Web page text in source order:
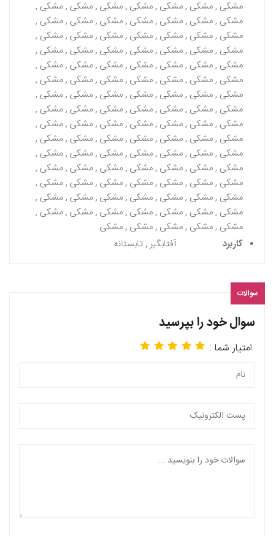
مشکی , مشکی , مشکی , مشکی , مشکی , مشکی , مشکی ,
مشکی , مشکی , مشکی , مشکی , مشکی , مشکی , مشکی ,
مشکی , مشکی , مشکی , مشکی , مشکی , مشکی , مشکی ,
مشکی , مشکی , مشکی , مشکی , مشکی , مشکی , مشکی ,
مشکی , مشکی , مشکی , مشکی , مشکی , مشکی , مشکی ,
مشکی , مشکی , مشکی , مشکی , مشکی , مشکی , مشکی ,
مشکی , مشکی , مشکی , مشکی , مشکی , مشکی , مشکی ,
مشکی , مشکی , مشکی , مشکی , مشکی , مشکی , مشکی ,
مشکی , مشکی , مشکی , مشکی , مشکی , مشکی , مشکی ,
مشکی , مشکی , مشکی , مشکی , مشکی , مشکی , مشکی ,
مشکی , مشکی , مشکی , مشکی , مشکی , مشکی , مشکی ,
مشکی , مشکی , مشکی , مشکی , مشکی , مشکی , مشکی ,
مشکی , مشکی , مشکی , مشکی , مشکی , مشکی , مشکی ,
مشکی , مشکی , مشکی , مشکی , مشکی , مشکی , مشکی ,
مشکی , مشکی , مشکی , مشکی , مشکی , مشکی , مشکی ,
مشکی , مشکی , مشکی , مشکی , مشکی
کاربرد
آفتابگیر , تابستانه
سوالات
سوال خود را بپرسید
امتیار شما :